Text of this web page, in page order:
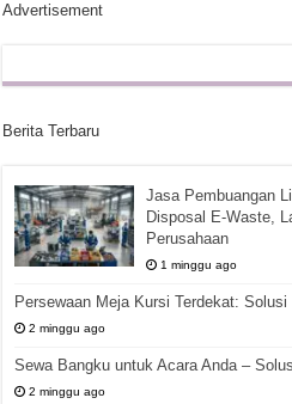
Advertisement
Berita Terbaru
Jasa Pembuangan
Disposal E-Waste,
Perusahaan
1 minggu ago
Persewaan Meja Kursi Terdekat:
2 minggu ago
Sewa Bangku untuk Acara Anda –
2 minggu ago